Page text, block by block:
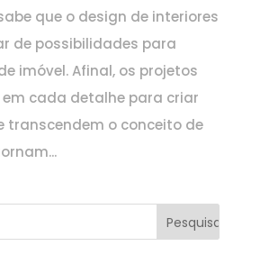
que o design de interiores
de possibilidades para
imóvel. Afinal, os projetos
cada detalhe para criar
transcendem o conceito de